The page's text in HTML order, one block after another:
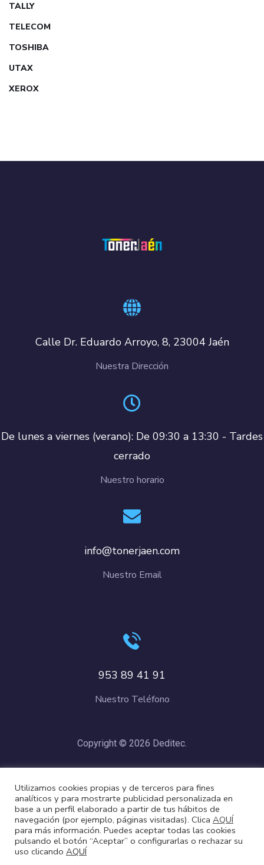
TALLY
TELECOM
TOSHIBA
UTAX
XEROX
Calle Dr. Eduardo Arroyo, 8, 23004 Jaén
Nuestra Dirección
De lunes a viernes (verano): De 09:30 a 13:30 - Tardes
cerrado
Nuestro horario
info@tonerjaen.com
Nuestro Email
953 89 41 91
Nuestro Teléfono
Copyright © 2026 Deditec.
Cookies
Utilizamos cookies propias y de terceros para fines
analíticos y para mostrarte publicidad personalizada en
base a un perfil elaborado a partir de tus hábitos de
navegación (por ejemplo, páginas visitadas). Clica AQUÍ
para más información. Puedes aceptar todas las cookies
pulsando el botón “Aceptar” o configurarlas o rechazar su
uso clicando AQUÍ